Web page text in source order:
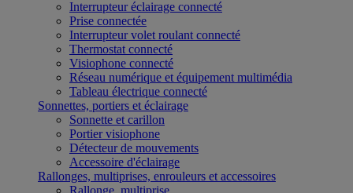
Interrupteur éclairage connecté
Prise connectée
Interrupteur volet roulant connecté
Thermostat connecté
Visiophone connecté
Réseau numérique et équipement multimédia
Tableau électrique connecté
Sonnettes, portiers et éclairage
Sonnette et carillon
Portier visiophone
Détecteur de mouvements
Accessoire d'éclairage
Rallonges, multiprises, enrouleurs et accessoires
Rallonge, multiprise